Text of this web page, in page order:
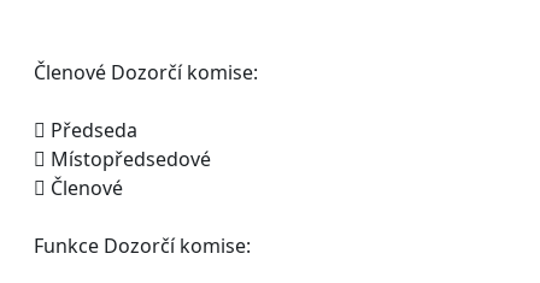
Členové Dozorčí komise:
 Předseda
 Místopředsedové
 Členové
Funkce Dozorčí komise: